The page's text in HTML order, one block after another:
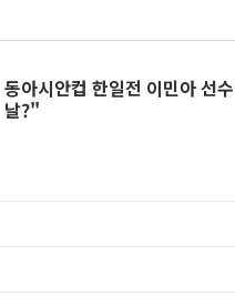
동아시안컵 한일전 이민아 선
날?"